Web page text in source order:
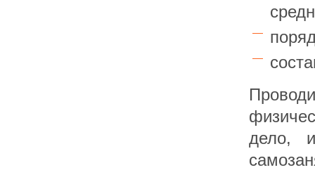
дело,